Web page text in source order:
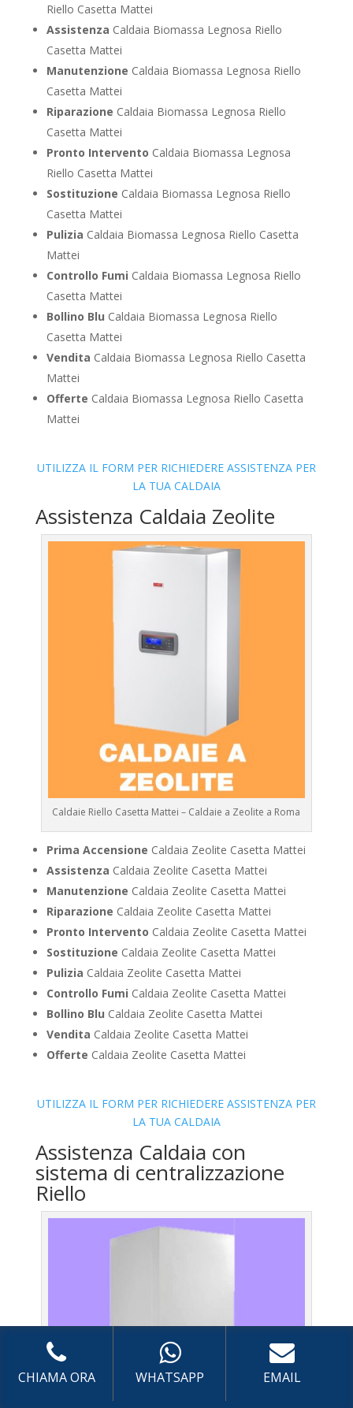
Riello Casetta Mattei
Assistenza Caldaia Biomassa Legnosa Riello
Casetta Mattei
Manutenzione Caldaia Biomassa Legnosa Riello
Casetta Mattei
Riparazione Caldaia Biomassa Legnosa Riello
Casetta Mattei
Pronto Intervento Caldaia Biomassa Legnosa
Riello Casetta Mattei
Sostituzione Caldaia Biomassa Legnosa Riello
Casetta Mattei
Pulizia Caldaia Biomassa Legnosa Riello Casetta
Mattei
Controllo Fumi Caldaia Biomassa Legnosa Riello
Casetta Mattei
Bollino Blu Caldaia Biomassa Legnosa Riello
Casetta Mattei
Vendita Caldaia Biomassa Legnosa Riello Casetta
Mattei
Offerte Caldaia Biomassa Legnosa Riello Casetta
Mattei
UTILIZZA IL FORM PER RICHIEDERE ASSISTENZA PER
LA TUA CALDAIA
Assistenza Caldaia Zeolite
Caldaie Riello Casetta Mattei – Caldaie a Zeolite a Roma
Prima Accensione Caldaia Zeolite Casetta Mattei
Assistenza Caldaia Zeolite Casetta Mattei
Manutenzione Caldaia Zeolite Casetta Mattei
Riparazione Caldaia Zeolite Casetta Mattei
Pronto Intervento Caldaia Zeolite Casetta Mattei
Sostituzione Caldaia Zeolite Casetta Mattei
Pulizia Caldaia Zeolite Casetta Mattei
Controllo Fumi Caldaia Zeolite Casetta Mattei
Bollino Blu Caldaia Zeolite Casetta Mattei
Vendita Caldaia Zeolite Casetta Mattei
Offerte Caldaia Zeolite Casetta Mattei
UTILIZZA IL FORM PER RICHIEDERE ASSISTENZA PER
LA TUA CALDAIA
Assistenza Caldaia con
sistema di centralizzazione
Riello
CHIAMA ORA WHATSAPP EMAIL